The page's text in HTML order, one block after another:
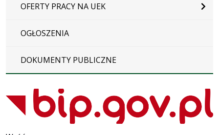
OFERTY PRACY NA UEK
OGŁOSZENIA
DOKUMENTY PUBLICZNE